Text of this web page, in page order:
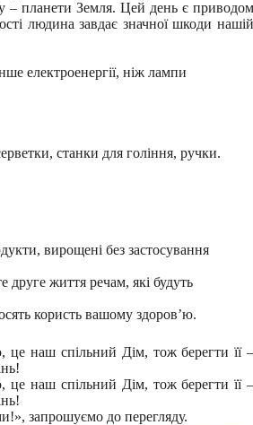
– планети Земля. Цей день є приводом
людина завдає значної шкоди нашій
електроенергії, ніж лампи
станки для гоління, ручки.
вирощені без застосування
друге життя речам, які будуть
користь вашому здоров’ю.
наш спільний Дім, тож берегти її –
наш спільний Дім, тож берегти її –
запрошуємо до перегляду.